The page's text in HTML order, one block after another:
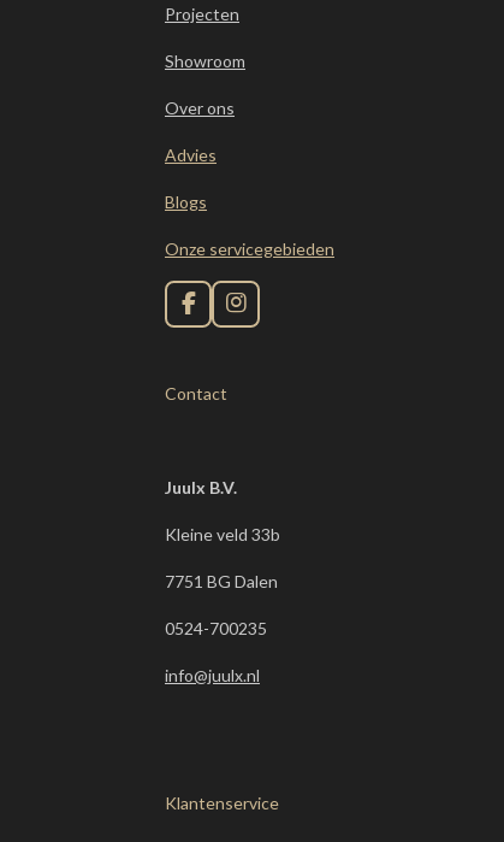
Projecten
Showroom
Over ons
Advies
Blogs
Onze servicegebieden
F
a
b
I
n
m
Contact
Juulx B.V.
Kleine veld 33b
7751 BG Dalen
0524-700235
info@juulx.nl
Klantenservice